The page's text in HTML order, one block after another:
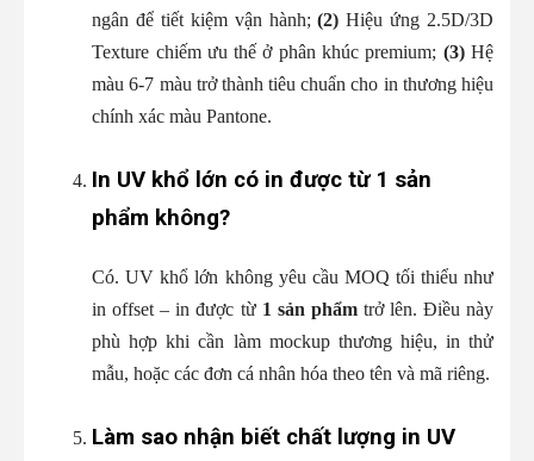
ngân để tiết kiệm vận hành;(2) Hiệu ứng 2.5D/3D
Texture chiếm ưu thế ở phân khúc premium; (3)Hệ
màu 6-7 màu trở thành tiêu chuẩn cho in thương hiệu
chính xác màu Pantone.
In UV khổ lớn có in được từ 1 sản
phẩm không?
Có. UV khổ lớn không yêu cầu MOQ tối thiểu như
in offset – in được từ 1 sản phẩmtrở lên. Điều này
phù hợp khi cần làm mockup thương hiệu, in thử
mẫu, hoặc các đơn cá nhân hóa theo tên và mã riêng.
Làm sao nhận biết chất lượng in UV